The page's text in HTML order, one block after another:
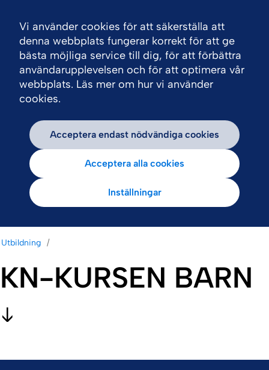
Utbildning
KN-KURSEN BARN
Vi använder cookies för att säkerställa att
denna webbplats fungerar korrekt för att ge
bästa möjliga service till dig, för att förbättra
användarupplevelsen och för att optimera vår
webbplats. Läs mer om hur vi använder
cookies.
Acceptera endast nödvändiga cookies
Acceptera alla cookies
Inställningar